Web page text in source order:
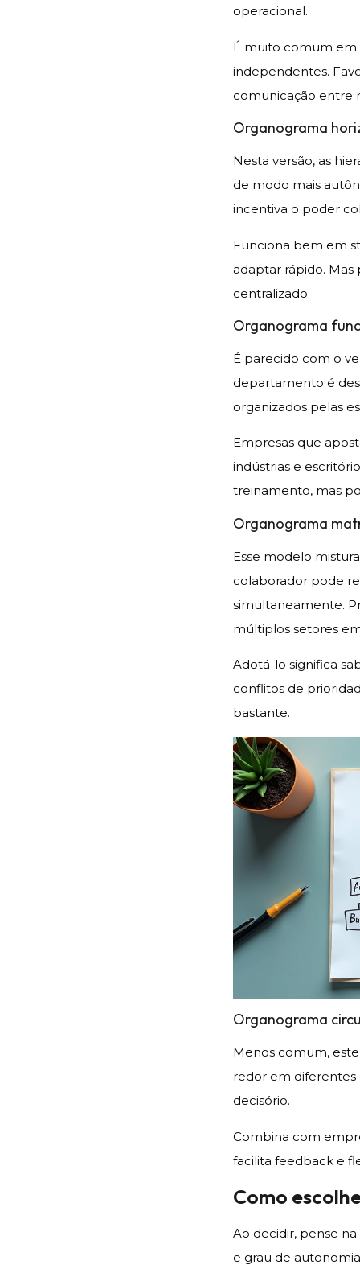
operacional.
É muito comum em
independentes.
comunicação entre
Organograma
Nesta versão, as
de modo mais
incentiva o poder
Funciona bem em
adaptar rápido. Mas
centralizado.
Organograma
É parecido com o
departamento é
organizados pelas
Empresas que
indústrias e
treinamento, mas
Organograma
Esse modelo
colaborador pode
simultaneamente.
múltiplos setores
Adotá-lo significa
conflitos de
bastante.
Organograma
Menos comum,
redor em diferentes
decisório.
Combina com
facilita feedback e
Como
Ao decidir, pense
e grau de